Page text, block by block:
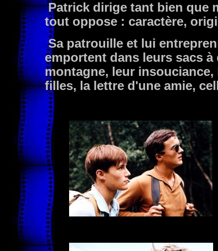
Patrick dirige tant bien que
tout oppose : caractère,
Sa patrouille et lui
emportent dans leurs sacs
montagne, leur
filles, la lettre d'une amie,